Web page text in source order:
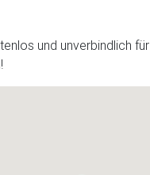
und unverbindlich für